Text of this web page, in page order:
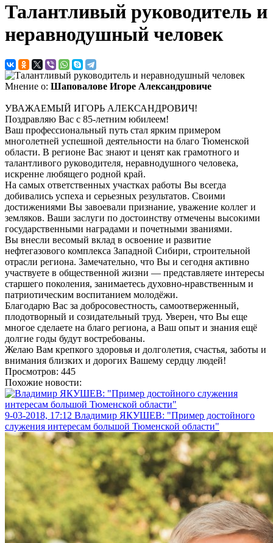
Талантливый руководитель и
неравнодушный человек
Мнение о: Шаповалове Игоре Александровиче
УВАЖАЕМЫЙ ИГОРЬ АЛЕКСАНДРОВИЧ!
Поздравляю Вас с 85-летним юбилеем!
Ваш профессиональный путь стал ярким примером
многолетней успешной деятельности на благо Тюменской
области. В регионе Вас знают и ценят как грамотного и
талантливого руководителя, неравнодушного человека,
искренне любящего родной край.
На самых ответственных участках работы Вы всегда
добивались успеха и серьезных результатов. Своими
достижениями Вы завоевали признание, уважение коллег и
земляков. Ваши заслуги по достоинству отмечены высокими
государственными наградами и почетными званиями.
Вы внесли весомый вклад в освоение и развитие
нефтегазового комплекса Западной Сибири, строительной
отрасли региона. Замечательно, что Вы и сегодня активно
участвуете в общественной жизни — представляете интересы
старшего поколения, занимаетесь духовно-нравственным и
патриотическим воспитанием молодёжи.
Благодарю Вас за добросовестность, самоотверженный,
плодотворный и созидательный труд. Уверен, что Вы еще
многое сделаете на благо региона, а Ваш опыт и знания ещё
долгие годы будут востребованы.
Желаю Вам крепкого здоровья и долголетия, счастья, заботы и
внимания близких и дорогих Вашему сердцу людей!
Просмотров: 445
Похожие новости:
9-03-2018, 17:12 Владимир ЯКУШЕВ: "Пример достойного
служения интересам большой Тюменской области"